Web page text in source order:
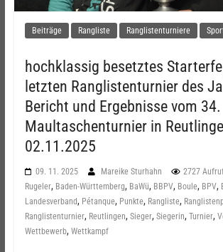
Beiträge Rangliste Ranglistenturniere
hochklassig besetztes
letzten Ranglistenturnier des
Bericht und Ergebnisse vom 34.
Maultaschenturnier in
02.11.2025
09. 11. 2025 Mareike Sturhahn 2727
Rugeler, Baden-Württemberg, BaWü, BBPV, Boule, BPV,
Landesverband, Pétanque, Punkte, Rangliste,
Ranglistenturnier, Reutlingen, Sieger, Siegerin, Turnier,
Wettbewerb, Wettkampf